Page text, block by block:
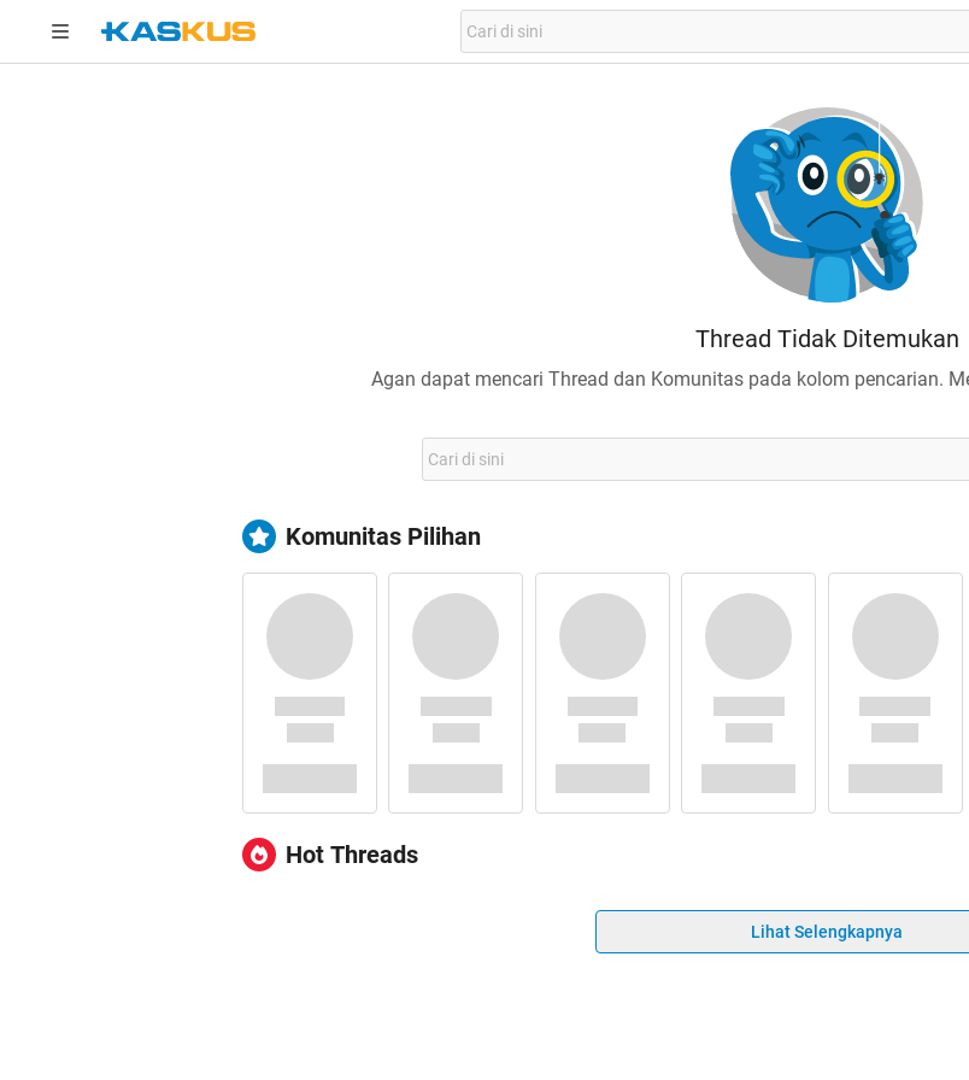
Thread Tidak Ditemukan
Agan dapat mencari Thread dan Komunitas pada kolom pencarian.
Komunitas Pilihan
Hot Threads
Lihat Selengkapnya